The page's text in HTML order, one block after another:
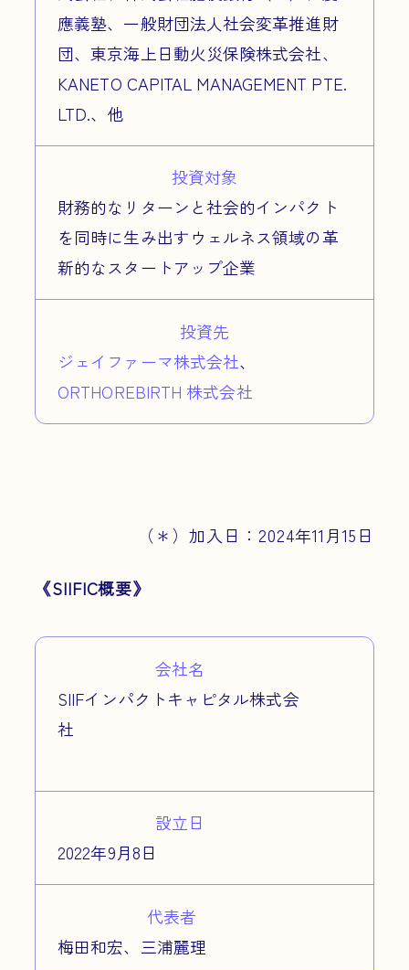
應義塾、一般財団法人社会変革推進財
団、東京海上日動火災保険株式会社、
KANETO CAPITAL MANAGEMENT PTE.
LTD.、他
投資対象
財務的なリターンと社会的インパクト
を同時に生み出すウェルネス領域の革
新的なスタートアップ企業
投資先
ジェイファーマ株式会社、
ORTHOREBIRTH 株式会社
（＊）加入日：2024年11月15日
《SIIFIC概要》
会社名
SIIFインパクトキャピタル株式会
社
設立日
2022年9月8日
代表者
梅田和宏、三浦麗理